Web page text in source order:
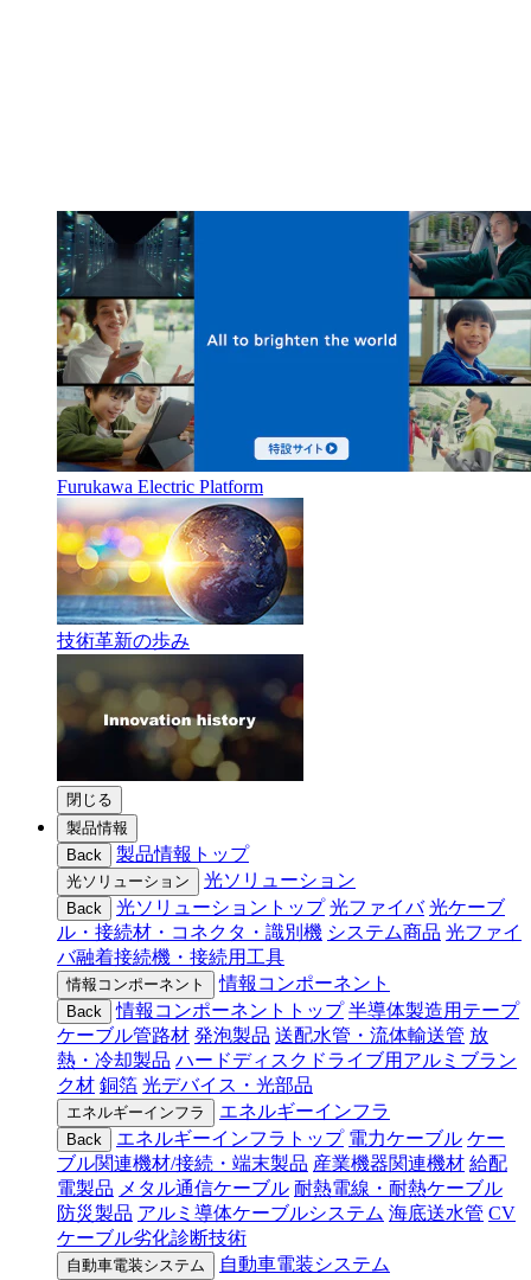
Furukawa Electric Platform
技術革新の歩み
閉じる
製品情報
Back
製品情報トップ
光ソリューション 光ソリューション
Back 光ソリューショントップ 光ファイバ 光ケーブ
ル・接続材・コネクタ・識別機 システム商品 光ファイ
バ融着接続機・接続用工具
情報コンポーネント 情報コンポーネント
Back 情報コンポーネントトップ 半導体製造用テープ
ケーブル管路材 発泡製品 送配水管・流体輸送管 放
熱・冷却製品 ハードディスクドライブ用アルミブラン
ク材 銅箔 光デバイス・光部品
エネルギーインフラ エネルギーインフラ
Back エネルギーインフラトップ 電力ケーブル ケー
ブル関連機材/接続・端末製品 産業機器関連機材 給配
電製品 メタル通信ケーブル 耐熱電線・耐熱ケーブル
防災製品 アルミ導体ケーブルシステム 海底送水管 CV
ケーブル劣化診断技術
自動車電装システム 自動車電装システム